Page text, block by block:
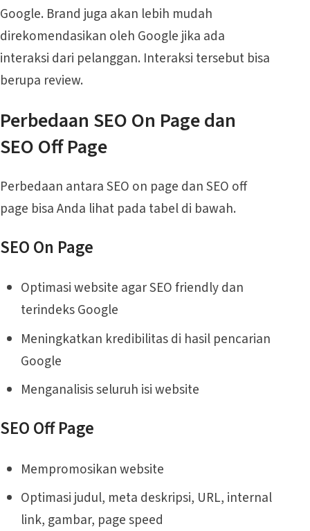
Google. Brand juga akan lebih mudah
direkomendasikan oleh Google jika ada
interaksi dari pelanggan. Interaksi tersebut bisa
berupa review.
Perbedaan SEO On Page dan
SEO Off Page
Perbedaan antara SEO on page dan SEO off
page bisa Anda lihat pada tabel di bawah.
SEO On Page
Optimasi website agar SEO friendly dan
terindeks Google
Meningkatkan kredibilitas di hasil pencarian
Google
Menganalisis seluruh isi website
SEO Off Page
Mempromosikan website
Optimasi judul, meta deskripsi, URL, internal
link, gambar, page speed